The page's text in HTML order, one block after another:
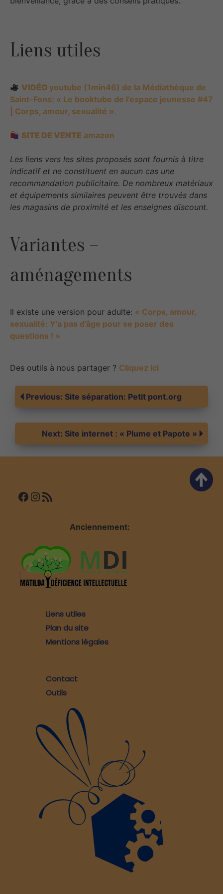
Liens utiles
VIDÉOyoutube (1min46) de la Médiathèque de
Saint-Fons: « Le booktube de l’espace jeunesse #47
| Corps, amour, sexualité ».
SITE DE VENTE amazon
Les liens vers les sites proposés sont fournis à titre
indicatif et ne constituent en aucun cas une
recommandation publicitaire. De nombreux matériaux
et équipements similaires peuvent être trouvés dans
les magasins de proximité et les enseignes discount.
Variantes –
aménagements
Il existe une version pour adulte: « Corps, amour,
sexualité: Y’a pas d’âge pour se poser des
questions ! »
Des outils à nous partager ? Cliquez ici
Navigation
de
l’article
Previous: Site séparation: Petit pont.org
Next: Site internet : « Plume et Papote »
Facebook InstagramFlux RSS
Anciennement:
Liens utiles
Plan du site
Mentions légales
Contact
Outils